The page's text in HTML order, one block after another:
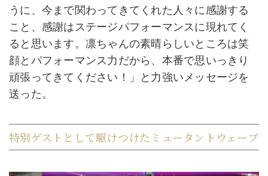
うに、今まで関わってきてくれた人々に感謝する
こと、感謝はステージパフォーマンスに現れてく
ると思います。凛ちゃんの素晴らしいところは笑
顔とパフォーマンス力だから、本番で思いっきり
頑張ってきてください！」と力強いメッセージを
送った。
特別ゲストとして駆けつけたミュータントウェーブ